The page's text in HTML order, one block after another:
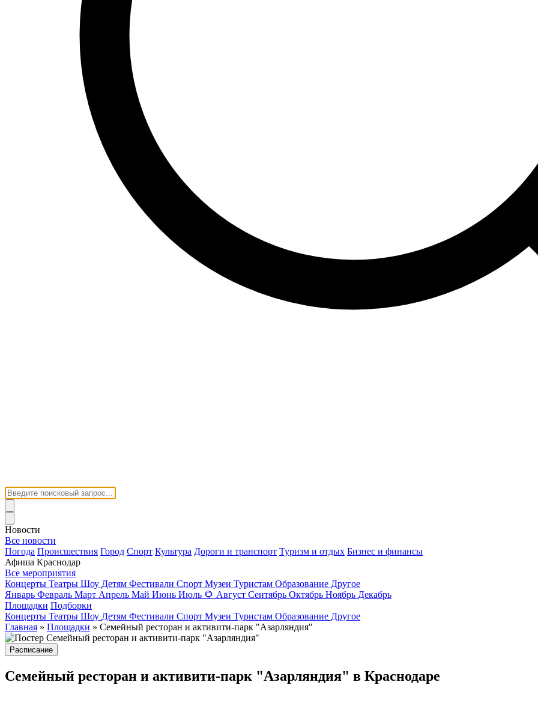
Новости
Все новости
Погода Происшествия Город Спорт Культура Дороги и транспорт Туризм и отдых Бизнес и финансы
Афиша Краснодар
Все мероприятия
Концерты Театры Шоу Детям Фестивали Спорт Музеи Туристам Образование Другое
Январь Февраль Март Апрель Май Июнь Июль 🌻 Август Сентябрь Октябрь Ноябрь Декабрь
Площадки Подборки
Концерты Театры Шоу Детям Фестивали Спорт Музеи Туристам Образование Другое
Главная » Площадки » Семейный ресторан и активити-парк "Азарляндия"
Расписание
Семейный ресторан и активити-парк "Азарляндия" в Краснодаре